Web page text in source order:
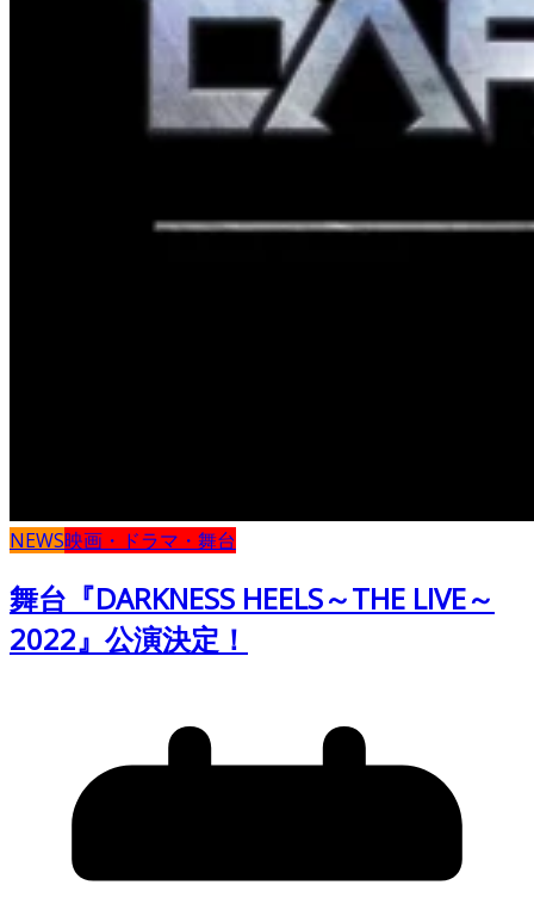
NEWS映画・ドラマ・舞台
舞台『DARKNESS HEELS～THE LIVE～
2022』公演決定！